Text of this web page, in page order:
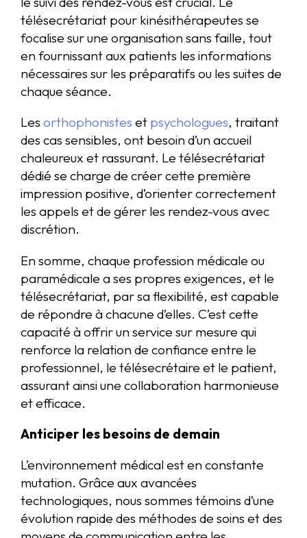
télésecrétariat pour kinésithérapeutes se
focalise sur une organisation sans faille, tout
en fournissant aux patients les informations
nécessaires sur les préparatifs ou les suites de
chaque séance.
Les orthophonistes et psychologues, traitant
des cas sensibles, ont besoin d’un accueil
chaleureux et rassurant. Le télésecrétariat
dédié se charge de créer cette première
impression positive, d’orienter correctement
les appels et de gérer les rendez-vous avec
discrétion.
En somme, chaque profession médicale ou
paramédicale a ses propres exigences, et le
télésecrétariat, par sa flexibilité, est capable
de répondre à chacune d’elles. C’est cette
capacité à offrir un service sur mesure qui
renforce la relation de confiance entre le
professionnel, le télésecrétaire et le patient,
assurant ainsi une collaboration harmonieuse
et efficace.
Anticiper les besoins de demain
L’environnement médical est en constante
mutation. Grâce aux avancées
technologiques, nous sommes témoins d’une
évolution rapide des méthodes de soins et des